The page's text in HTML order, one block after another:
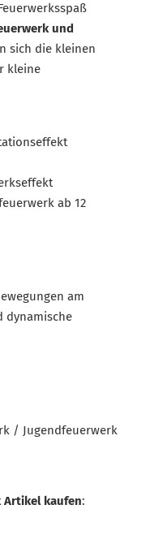
und
sich die kleinen
kleine
ab 12
am
dynamische
/ Jugendfeuerwerk
Artikel kaufen: